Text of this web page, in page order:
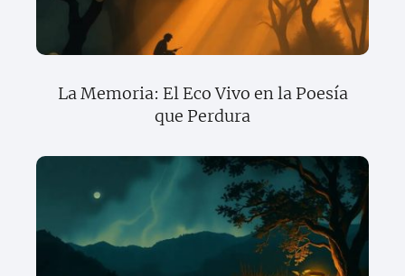
La Memoria: El Eco Vivo en la Poesía
que Perdura